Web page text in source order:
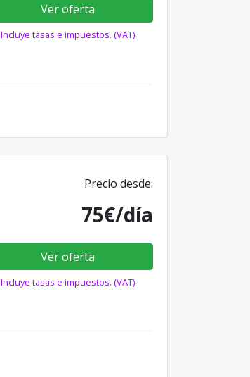
Ver oferta
Incluye tasas e impuestos. (VAT)
Precio desde:
75€/día
Ver oferta
Incluye tasas e impuestos. (VAT)